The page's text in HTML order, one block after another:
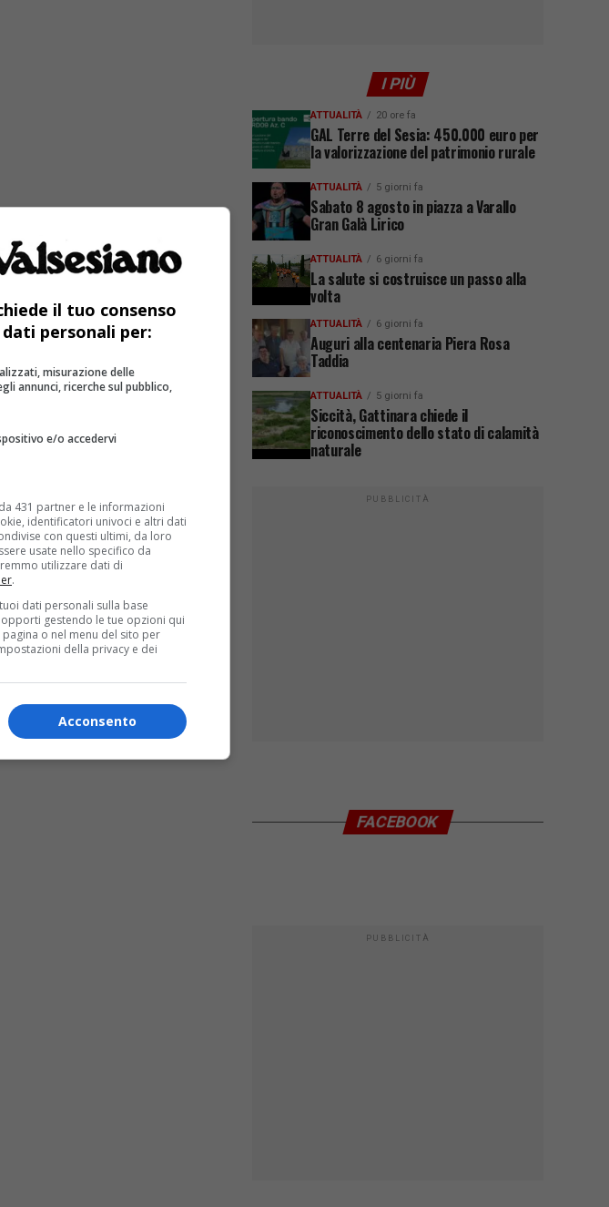
I PIÙ
ATTUALITÀ 20 ore fa
GAL Terre del Sesia: 450.000 euro per
la valorizzazione del patrimonio rurale
ATTUALITÀ 5 giorni fa
Sabato 8 agosto in piazza a Varallo
Gran Galà Lirico
ATTUALITÀ 6 giorni fa
La salute si costruisce un passo alla
volta
ATTUALITÀ 6 giorni fa
Auguri alla centenaria Piera Rosa
Taddia
ATTUALITÀ 5 giorni fa
Siccità, Gattinara chiede il
riconoscimento dello stato di calamità
naturale
PUBBLICITÀ
FACEBOOK
PUBBLICITÀ
il tuo consenso
personali per:
misurazione delle
annunci, ricerche sul pubblico,
e/o accedervi
431 partner e le informazioni
identificatori univoci e altri dati
con questi ultimi, da loro
usate nello specifico da
utilizzare dati di
.
dati personali sulla base
gestendo le tue opzioni qui
o nel menu del sito per
della privacy e dei
Acconsento